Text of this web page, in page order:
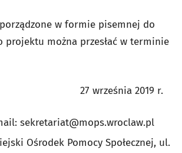
w formie pisemnej do
projektu można przesłać w terminie
2019 r.
sekretariat@mops.wroclaw.pl
Ośrodek Pomocy Społecznej, ul.